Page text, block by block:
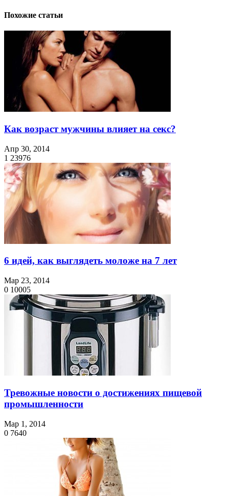
Похожие статьи
Как возраст мужчины влияет на секс?
Апр 30, 2014
1 23976
6 идей, как выглядеть моложе на 7 лет
Мар 23, 2014
0 10005
Тревожные новости о достижениях пищевой
промышленности
Мар 1, 2014
0 7640